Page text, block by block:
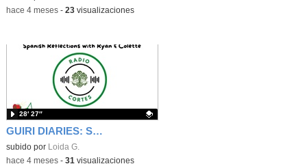
-hace 4 meses- 23visualizaciones
GUIRI DIARIES: Spanish Reflections with Ryan & Colette
Contenido educativo.
subido por Loida G.
28′ 27″
-hace 4 meses- 31 visualizaciones